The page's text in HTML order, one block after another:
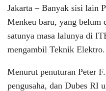
Jakarta – Banyak sisi lain
Menkeu baru, yang belum
satunya masa lalunya di
mengambil Teknik Elektro.
Menurut penuturan Peter
pengusaha, dan Dubes RI